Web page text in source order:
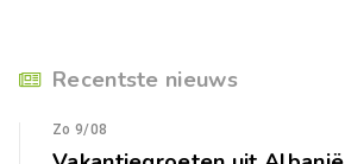
Recentste nieuws
Zo 9/08